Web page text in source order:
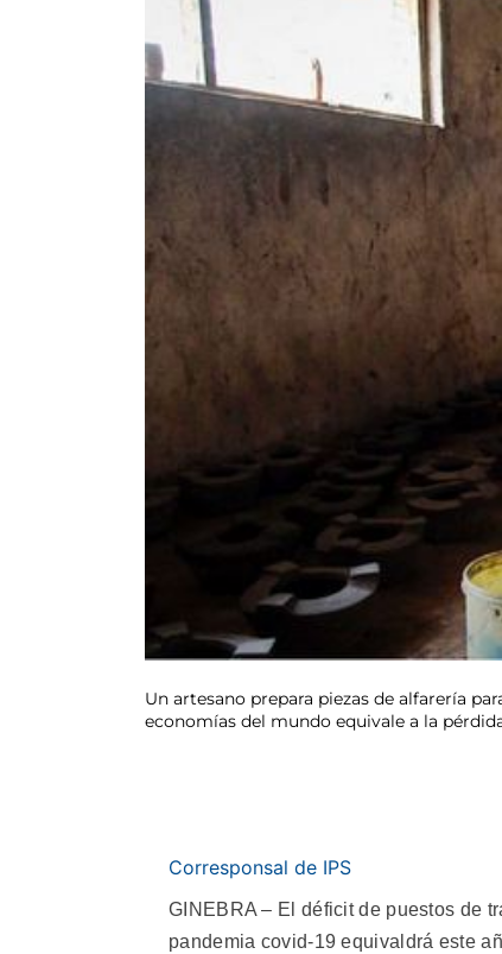
Un artesano prepara piezas de alfarería
economías del mundo equivale a la
Corresponsal de IPS
GINEBRA – El déficit de puestos de
pandemia covid-19 equivaldrá este